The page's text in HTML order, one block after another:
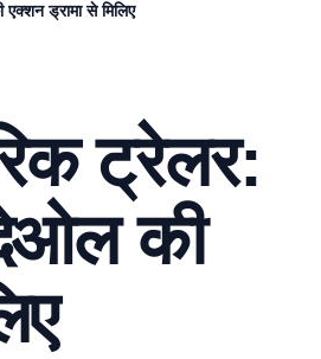
ड्रामा से मिलिए
ट्रेलर:
की